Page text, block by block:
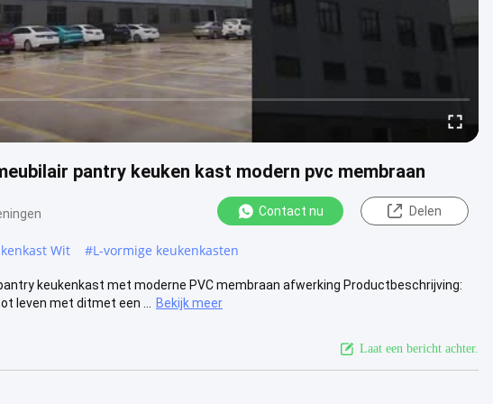
pantry keuken kast modern pvc membraan
Contact nu Delen
Wit #L-vormige keukenkasten
keukenkast met moderne PVC membraan afwerking Productbeschrijving:
leven met ditmet een ...
Bekijk meer
Laat een bericht achter.